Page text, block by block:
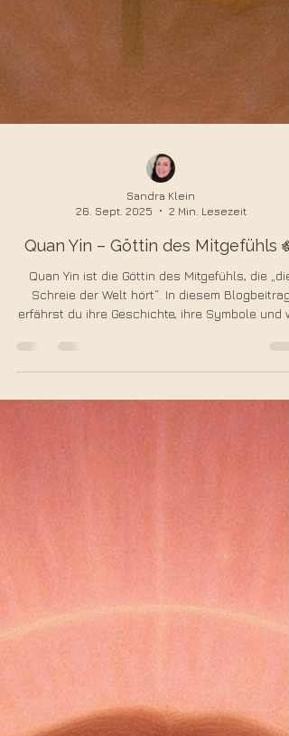
Sandra Klein
2 Min. Lesezeit
Quan Yin – Göttin des Mitgefühls 🪷
Quan Yin ist die Göttin des Mitgefühls, die „die
einladen kannst. Eine Reise zu universeller